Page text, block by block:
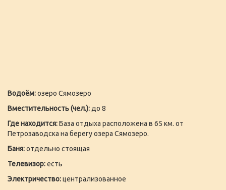
Водоём:озеро Сямозеро
Вместительность (чел.): до 8
Где находится:База отдыха расположена в 65 км. от
Петрозаводска на берегу озера Сямозеро.
Баня:отдельно стоящая
Телевизор:есть
Электричество:централизованное